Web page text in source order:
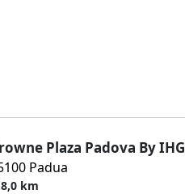
Plaza Padova By IHG
Padua
8,0 km